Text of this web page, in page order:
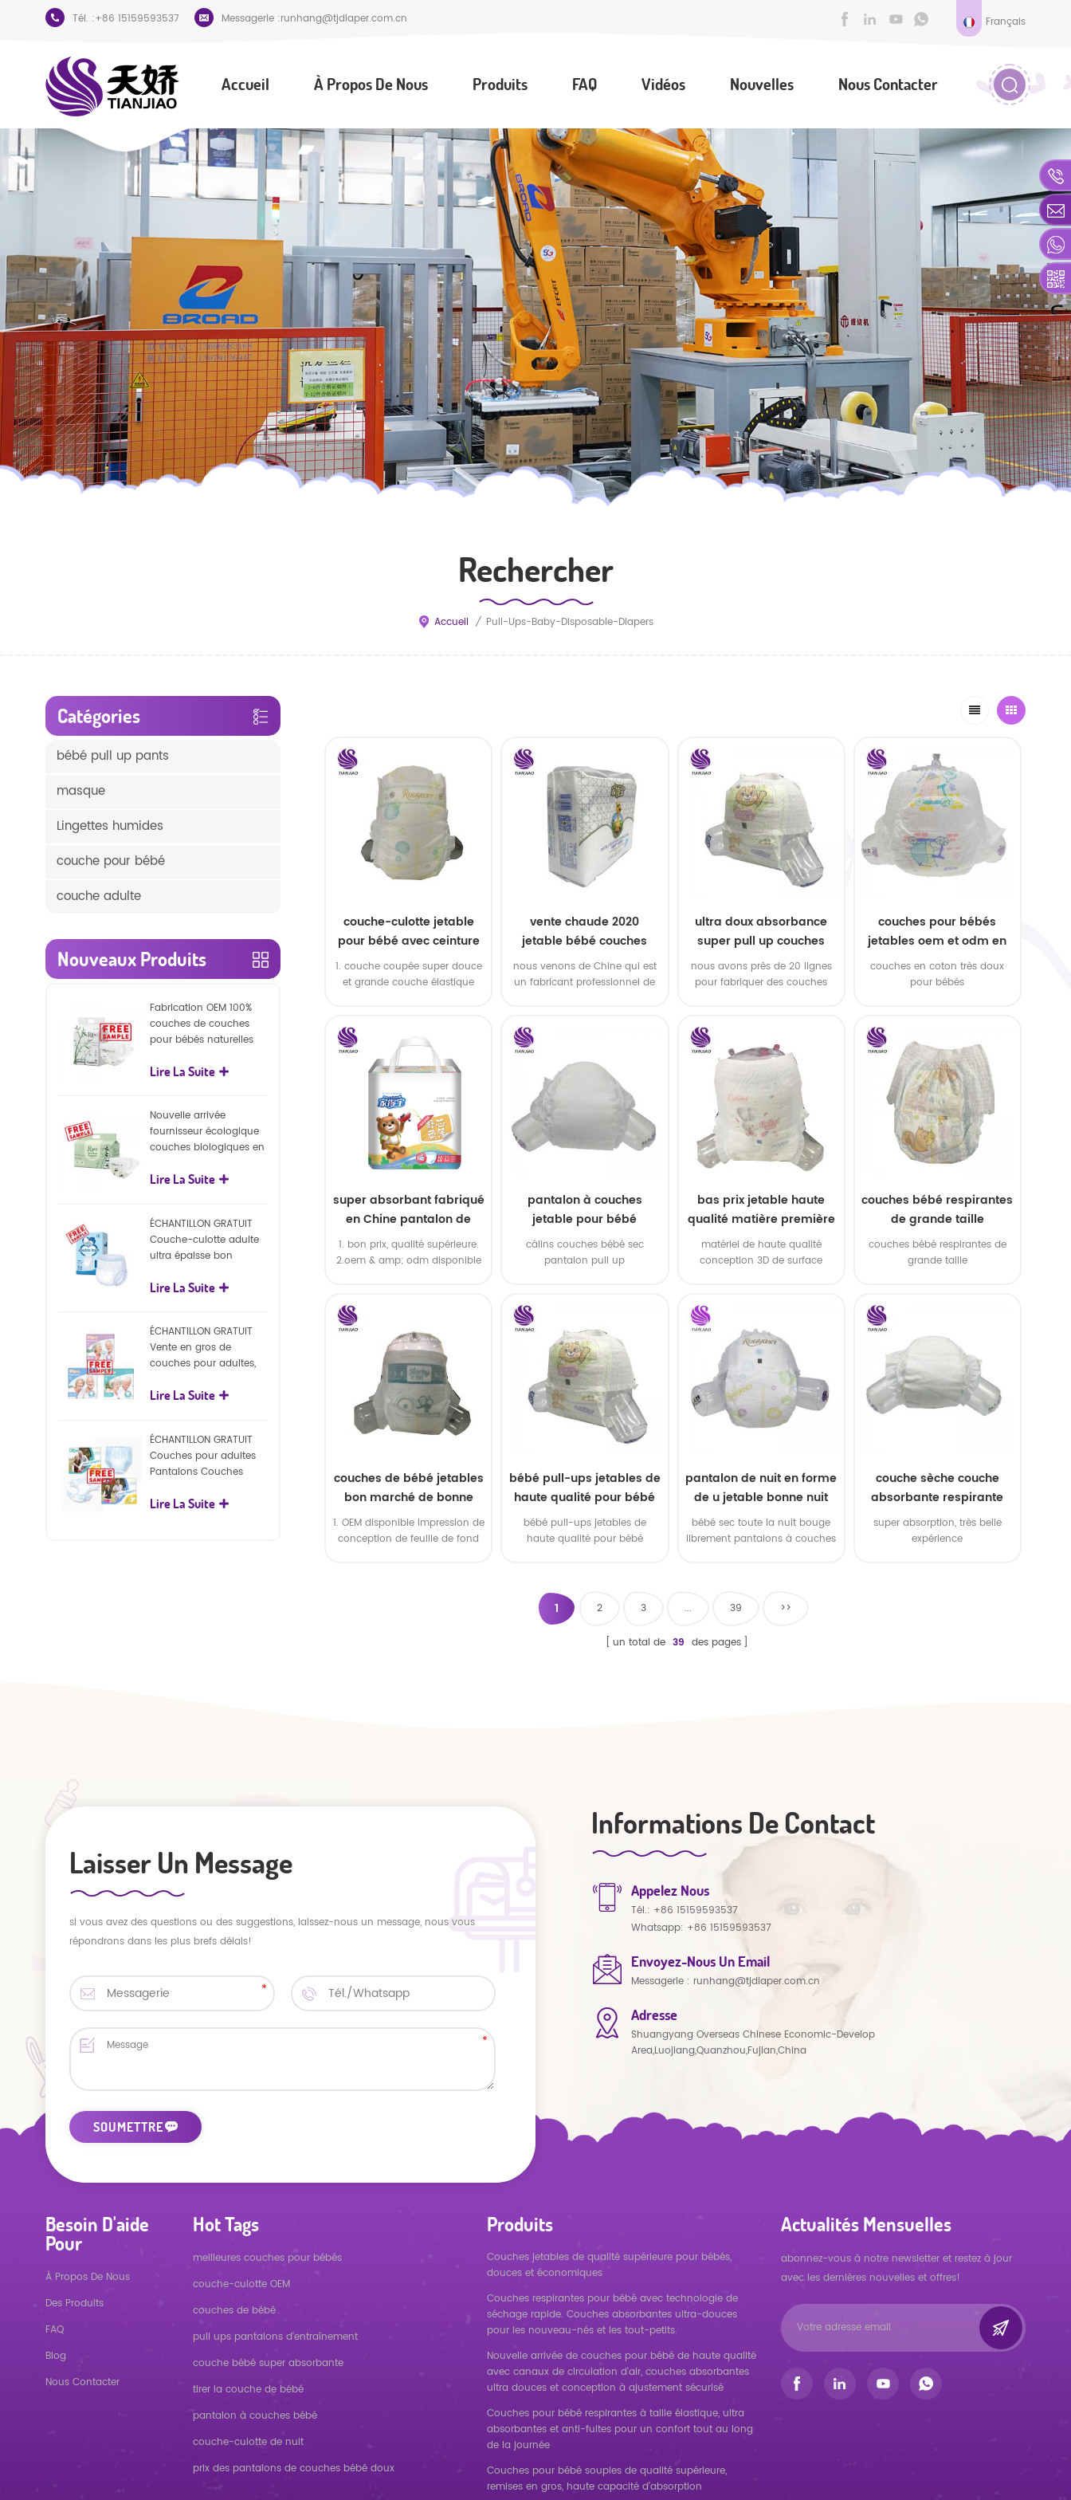
Tél. :+86 15159593537 Messagerie :runhang@tjdiaper.com.cn Français
Accueil À Propos De Nous Produits FAQ Vidéos Nouvelles Nous Contacter
Rechercher
Accueil / Pull-Ups-Baby-Disposable-Diapers
couche-culotte jetable
pour bébé avec ceinture
élastique
1. couche coupée super douce
et grande couche élastique
vente chaude 2020
jetable bébé couches
oem service
nous venons de Chine qui est
un fabricant professionnel de
ultra doux absorbance
super pull up couches
bébé échantillons gratuits
nous avons près de 20 lignes
pour fabriquer des couches
couches pour bébés
jetables oem et odm en
gros
couches en coton très doux
pour bébés
super absorbant fabriqué
en Chine pantalon de
formation jetable pour
bébé
1. bon prix, qualité supérieure.
2.oem & amp; odm disponible
pantalon à couches
jetable pour bébé
câlins couches bébé sec
pantalon pull up
bas prix jetable haute
qualité matière première
pour bébé pantalon
couche
matériel de haute qualité
conception 3D de surface
couches bébé respirantes
de grande taille
couches bébé respirantes de
grande taille
couches de bébé jetables
bon marché de bonne
qualité de la Chine
1. OEM disponible Impression de
conception de feuille de fond
bébé pull-ups jetables de
haute qualité pour bébé
bébé pull-ups jetables de
haute qualité pour bébé
pantalon de nuit en forme
de u jetable bonne nuit
bébé sec toute la nuit bouge
librement pantalons à couches
couche sèche couche
absorbante respirante
douce pour bébé
super absorption, très belle
expérience
1 2 3 ... 39 >>
un total de 39 des pages
Catégories
bébé pull up pants
masque
Lingettes humides
couche pour bébé
couche adulte
Nouveaux Produits
Fabrication OEM 100%
couches de couches
pour bébés naturelles
écologiques
Lire La Suite
Nouvelle arrivée
fournisseur écologique
couches biologiques en
biodégradables pour
Lire La Suite
ÉCHANTILLON GRATUIT
Couche-culotte adulte
ultra épaisse bon
jetable pour adulte
Lire La Suite
ÉCHANTILLON GRATUIT
Vente en gros de
couches pour adultes,
adultes
Lire La Suite
ÉCHANTILLON GRATUIT
Couches pour adultes
Pantalons Couches
pour adultes
Lire La Suite
Laisser Un Message
si vous avez des questions ou des suggestions, laissez-nous un message, nous vous
répondrons dans les plus brefs délais!
Informations De Contact
Appelez Nous
Tél.: +86 15159593537
Whatsapp: +86 15159593537
Envoyez-Nous Un Email
Messagerie : runhang@tjdiaper.com.cn
Adresse
Shuangyang Overseas Chinese Economic-Develop
Area,Luojiang,Quanzhou,Fujian,China
Besoin D'aide
Pour
À Propos De Nous
Des Produits
FAQ
Blog
Nous Contacter
Hot Tags
meilleures couches pour bébés
couche-culotte OEM
couches de bébé
pull ups pantalons d'entraînement
couche bébé super absorbante
tirer la couche de bébé
pantalon à couches bébé
couche-culotte de nuit
prix des pantalons de couches bébé doux
Produits
Couches jetables de qualité supérieure pour bébés,
douces et économiques
Couches respirantes pour bébé avec technologie de
séchage rapide. Couches absorbantes ultra-douces
pour les nouveau-nés et les tout-petits.
Nouvelle arrivée de couches pour bébé de haute qualité
avec canaux de circulation d'air, couches absorbantes
ultra douces et conception à ajustement sécurisé
Couches pour bébé respirantes à taille élastique, ultra
absorbantes et anti-fuites pour un confort tout au long
de la journée
Couches pour bébé souples de qualité supérieure,
remises en gros, haute capacité d'absorption
Actualités Mensuelles
abonnez-vous à notre newsletter et restez à jour
avec les dernières nouvelles et offres!